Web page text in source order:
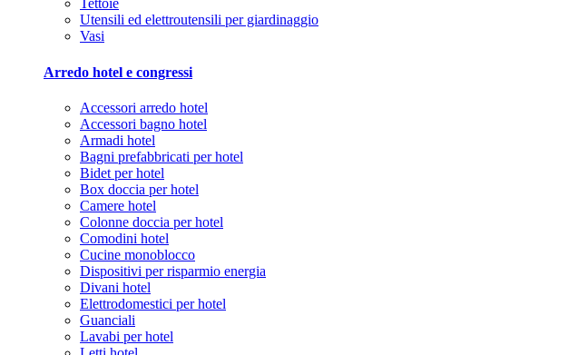
Tettoie
Utensili ed elettroutensili per giardinaggio
Vasi
Arredo hotel e congressi
Accessori arredo hotel
Accessori bagno hotel
Armadi hotel
Bagni prefabbricati per hotel
Bidet per hotel
Box doccia per hotel
Camere hotel
Colonne doccia per hotel
Comodini hotel
Cucine monoblocco
Dispositivi per risparmio energia
Divani hotel
Elettrodomestici per hotel
Guanciali
Lavabi per hotel